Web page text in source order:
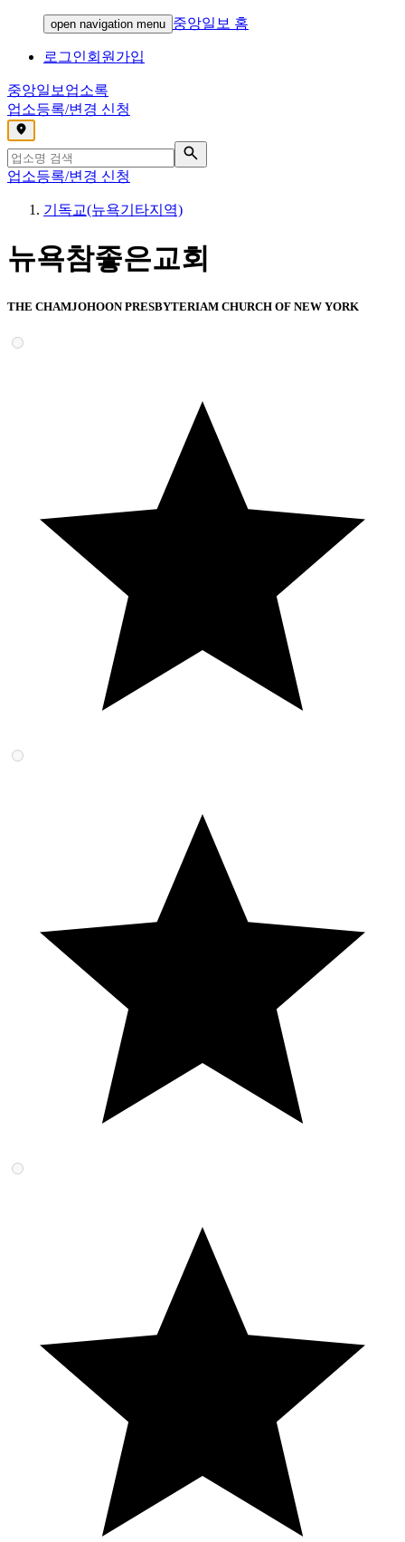
open navigation menu 중앙일보 홈
로그인회원가입
중앙일보 업소록
업소등록/변경 신청
,
업소등록/변경 신청
기독교(뉴욕기타지역)
뉴욕참좋은교회
THE CHAMJOHOON PRESBYTERIAM CHURCH OF NEW YORK